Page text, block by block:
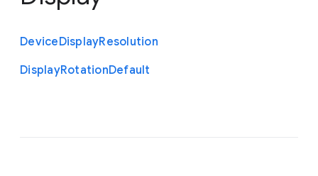
DeviceDisplayResolution
DisplayRotationDefault